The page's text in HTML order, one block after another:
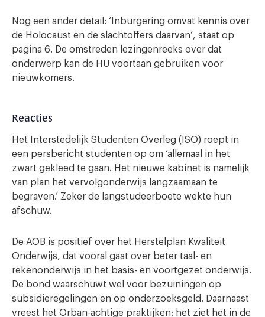
Nog een ander detail: ‘Inburgering omvat kennis over
de Holocaust en de slachtoffers daarvan’, staat op
pagina 6. De omstreden lezingenreeks over dat
onderwerp kan de HU voortaan gebruiken voor
nieuwkomers.
Reacties
Het Interstedelijk Studenten Overleg (ISO) roept in
een persbericht studenten op om ‘allemaal in het
zwart gekleed te gaan. Het nieuwe kabinet is namelijk
van plan het vervolgonderwijs langzaamaan te
begraven.’ Zeker de langstudeerboete wekte hun
afschuw.
De AOB is positief over het Herstelplan Kwaliteit
Onderwijs, dat vooral gaat over beter taal- en
rekenonderwijs in het basis- en voortgezet onderwijs.
De bond waarschuwt wel voor bezuiningen op
subsidieregelingen en op onderzoeksgeld. Daarnaast
vreest het Orban-achtige praktijken: het ziet het in de